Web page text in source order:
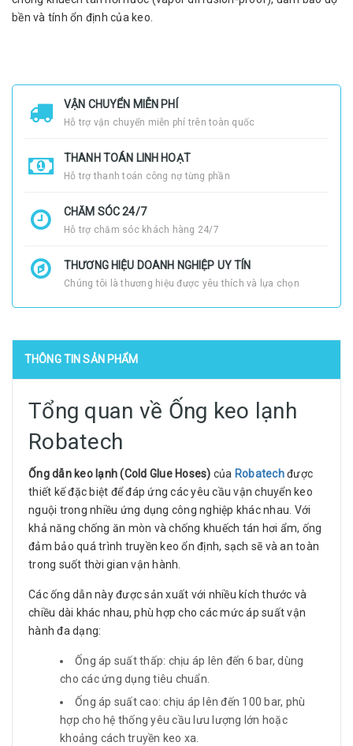
bền và tính ổn định của keo.
VẬN CHUYỂN MIỄN PHÍ
Hỗ trợ vận chuyển miễn phí trên toàn quốc
THANH TOÁN LINH HOẠT
Hỗ trợ thanh toán công nợ từng phần
CHĂM SÓC 24/7
Hỗ trợ chăm sóc khách hàng 24/7
THƯƠNG HIỆU DOANH NGHIỆP UY TÍN
Chúng tôi là thương hiệu được yêu thích và lựa chọn
THÔNG TIN SẢN PHẨM
Tổng quan về Ống keo lạnh
Robatech
Ống dẫn keo lạnh (Cold Glue Hoses) của Robatechđược
thiết kế đặc biệt để đáp ứng các yêu cầu vận chuyển keo
nguội trong nhiều ứng dụng công nghiệp khác nhau. Với
khả năng chống ăn mòn và chống khuếch tán hơi ẩm, ống
đảm bảo quá trình truyền keo ổn định, sạch sẽ và an toàn
trong suốt thời gian vận hành.
Các ống dẫn này được sản xuất với nhiều kích thước và
chiều dài khác nhau, phù hợp cho các mức áp suất vận
hành đa dạng:
Ống áp suất thấp: chịu áp lên đến 6 bar, dùng
cho các ứng dụng tiêu chuẩn.
Ống áp suất cao: chịu áp lên đến 100 bar, phù
hợp cho hệ thống yêu cầu lưu lượng lớn hoặc
khoảng cách truyền keo xa.